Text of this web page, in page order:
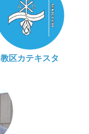
教区カテキスタ